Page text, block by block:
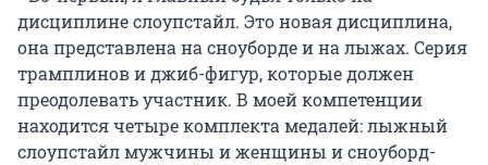
дисциплине слоупстайл. Это новая дисциплина,
она представлена на сноуборде и на лыжах. Серия
трамплинов и джиб-фигур, которые должен
преодолевать участник. В моей компетенции
находится четыре комплекта медалей: лыжный
слоупстайл мужчины и женщины и сноуборд-